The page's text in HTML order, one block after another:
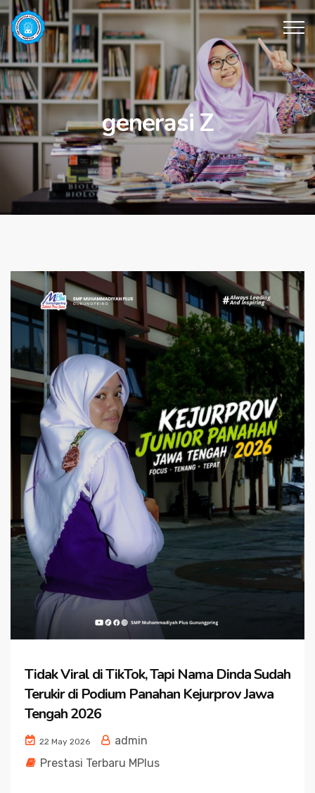
generasi Z
Tidak Viral di TikTok, Tapi Nama Dinda Sudah
Terukir di Podium Panahan Kejurprov Jawa
Tengah 2026
22 May 2026
admin
Prestasi Terbaru MPlus